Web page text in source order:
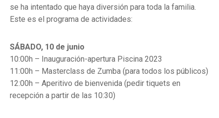
se ha intentado que haya diversión para toda la familia.
Este es el programa de actividades:
SÁBADO, 10 de junio
10:00h – Inauguración-apertura Piscina 2023
11:00h – Masterclass de Zumba (para todos los públicos)
12:00h – Aperitivo de bienvenida (pedir tiquets en
recepción a partir de las 10:30)